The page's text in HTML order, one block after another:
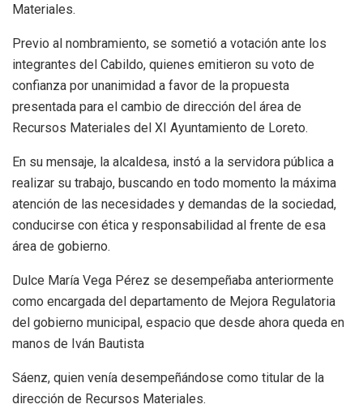
Materiales.
Previo al nombramiento, se sometió a votación ante los
integrantes del Cabildo, quienes emitieron su voto de
confianza por unanimidad a favor de la propuesta
presentada para el cambio de dirección del área de
Recursos Materiales del XI Ayuntamiento de Loreto.
En su mensaje, la alcaldesa, instó a la servidora pública a
realizar su trabajo, buscando en todo momento la máxima
atención de las necesidades y demandas de la sociedad,
conducirse con ética y responsabilidad al frente de esa
área de gobierno.
Dulce María Vega Pérez se desempeñaba anteriormente
como encargada del departamento de Mejora Regulatoria
del gobierno municipal, espacio que desde ahora queda en
manos de Iván Bautista
Sáenz, quien venía desempeñándose como titular de la
dirección de Recursos Materiales.